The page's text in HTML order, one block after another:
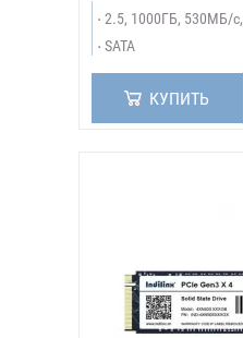
2.5, 1000ГБ, 530МБ/
SATA
КУПИТЬ